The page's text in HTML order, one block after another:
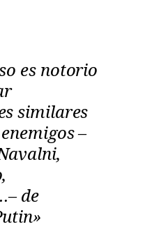
es notorio
similares
–
de